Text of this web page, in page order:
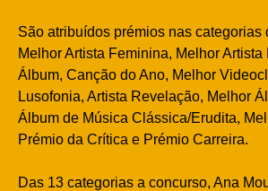
São atribuídos prémios nas categorias
Melhor Artista Feminina, Melhor
Álbum, Canção do Ano, Melhor
Lusofonia, Artista Revelação, Melhor
Álbum de Música Clássica/Erudita,
Prémio da Crítica e Prémio Carreira.
Das 13 categorias a concurso, Ana